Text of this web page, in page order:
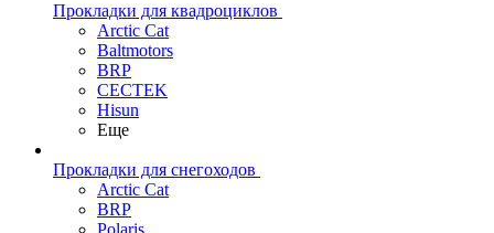
Прокладки для квадроциклов
Arctic Cat
Baltmotors
BRP
CECTEK
Hisun
Еще
Прокладки для снегоходов
Arctic Cat
BRP
Polaris